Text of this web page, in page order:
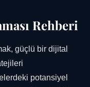
Rehberi
güçlü bir dijital
potansiyel